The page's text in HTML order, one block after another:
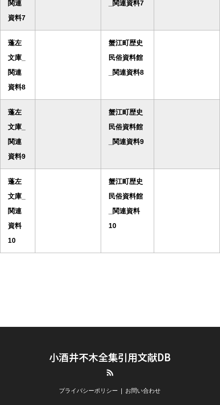
関連
資料7
_関連資料7
蓬左
文庫_
関連
資料8
蟹江町歴史
民俗資料館
_関連資料8
蓬左
文庫_
関連
資料9
蟹江町歴史
民俗資料館
_関連資料9
蓬左
文庫_
関連
資料
10
蟹江町歴史
民俗資料館
_関連資料
10
小酒井不木全集引用文献DB
プライバシーポリシー お問い合わせ